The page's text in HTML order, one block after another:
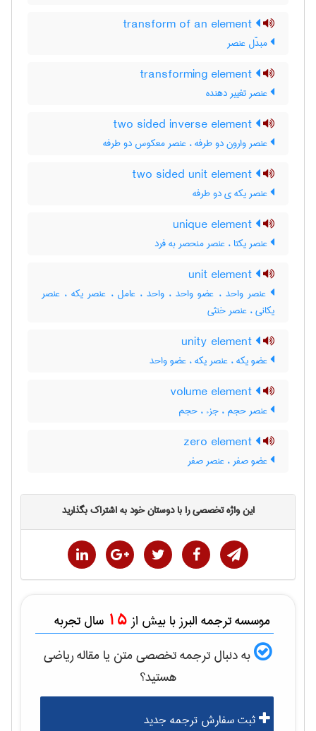
مبدَّل عنصر
عنصر تغییر دهنده
عنصر وارون دو طرفه ، عنصر معکوس دو طرفه
عنصر یکه ی دو طرفه
عنصر یکتا ، عنصر منحصر به فرد
عنصر واحد ، عضو واحد ، واحد ، عامل ، عنصر یکه ، عنصر
یکانی ، عنصر خنثی
عضو یکه ، عنصر یکه ، عضو واحد
عنصر حجم ، جزء ، حجم
عضو صفر ، عنصر صفر
این واژه تخصصی را با دوستان خود به اشتراک بگذارید
موسسه ترجمه البرز با بیش از 15 سال تجربه
به دنبال ترجمه تخصصی متن یا مقالهرياضی
هستید؟
ثبت سفارش ترجمه جدید